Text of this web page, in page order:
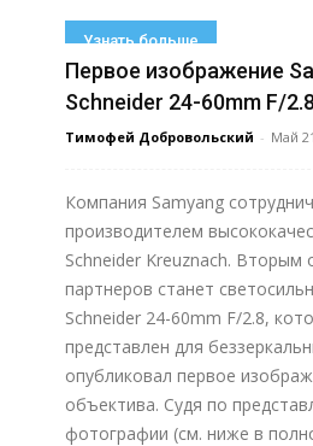
Узнать больше
Первое изображение
Schneider 24-60mm F/
Тимофей Добровольский - Май
Компания Samyang
производителем
Schneider Kreuznach. Вторым
партнеров станет
Schneider 24-60mm F/2.8,
представлен для
опубликовал первое
объектива. Судя по
фотографии (см. ниже в